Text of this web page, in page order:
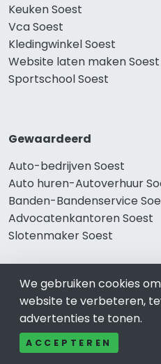
Keuken Soest
Vca Soest
Kledingwinkel Soest
Website laten maken Soest
Sportschool Soest
Gewaardeerd
Auto-bedrijven Soest
Auto huren-Autoverhuur
Banden-Bandenservice
Advocatenkantoren Soest
Slotenmaker Soest
Populair
Woningruil Soest
Prive Spa-Sauna Soest
Incassobureau Soest
We gebruiken cookies
website te verbeteren,
advertenties te tonen.
ACCEPTEREN